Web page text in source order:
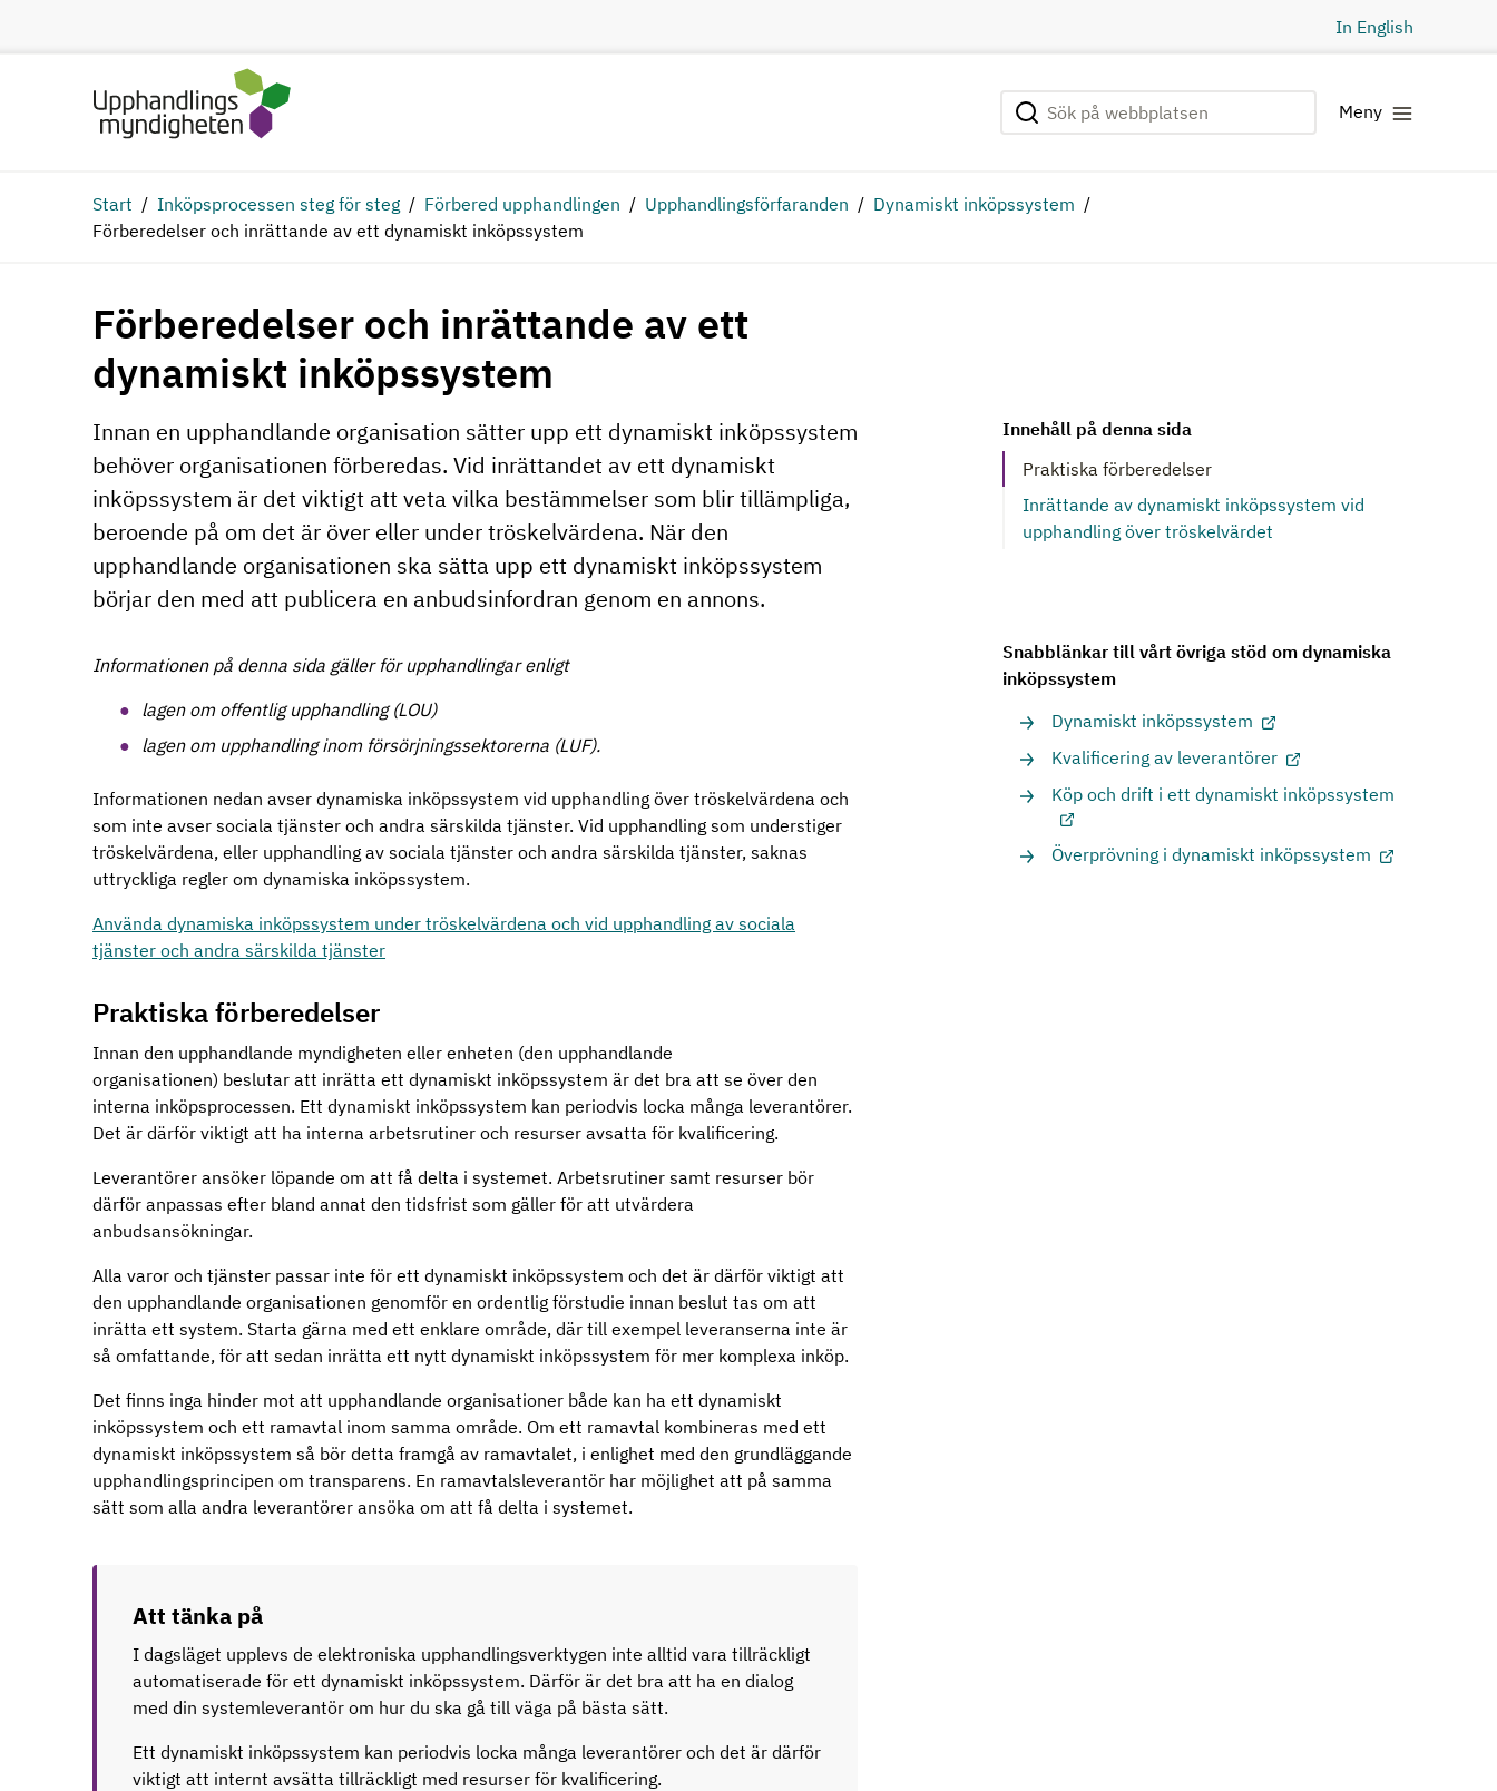
In English
Sök på webbplatsen
Genomför sökning Meny
Start Inköpsprocessen steg för steg Förbered upphandlingen Upphandlingsförfaranden
Dynamiskt inköpssystem
Förberedelser och inrättande av ett dynamiskt inköpssystem
Förberedelser och inrättande av ett
dynamiskt inköpssystem
Innehåll på denna sida
Praktiska förberedelser
Inrättande av dynamiskt inköpssystem vid
upphandling över tröskelvärdet
Snabblänkar till vårt övriga stöd om dynamiska
inköpssystem
Dynamiskt inköpssystem
Kvalificering av leverantörer
Köp och drift i ett dynamiskt inköpssystem
Överprövning i dynamiskt inköpssystem
Innan en upphandlande organisation sätter upp ett dynamiskt inköpssystem
behöver organisationen förberedas. Vid inrättandet av ett dynamiskt
inköpssystem är det viktigt att veta vilka bestämmelser som blir tillämpliga,
beroende på om det är över eller under tröskelvärdena. När den
upphandlande organisationen ska sätta upp ett dynamiskt inköpssystem
börjar den med att publicera en anbudsinfordran genom en annons.
Informationen på denna sida gäller för upphandlingar enligt
lagen om offentlig upphandling (LOU)
lagen om upphandling inom försörjningssektorerna (LUF).
Informationen nedan avser dynamiska inköpssystem vid upphandling över tröskelvärdena och
som inte avser sociala tjänster och andra särskilda tjänster. Vid upphandling som understiger
tröskelvärdena, eller upphandling av sociala tjänster och andra särskilda tjänster, saknas
uttryckliga regler om dynamiska inköpssystem.
Använda dynamiska inköpssystem under tröskelvärdena och vid upphandling av sociala
tjänster och andra särskilda tjänster
Praktiska förberedelser
Innan den upphandlande myndigheten eller enheten (den upphandlande
organisationen) beslutar att inrätta ett dynamiskt inköpssystem är det bra att se över den
interna inköpsprocessen. Ett dynamiskt inköpssystem kan periodvis locka många leverantörer.
Det är därför viktigt att ha interna arbetsrutiner och resurser avsatta för kvalificering.
Leverantörer ansöker löpande om att få delta i systemet. Arbetsrutiner samt resurser bör
därför anpassas efter bland annat den tidsfrist som gäller för att utvärdera
anbudsansökningar.
Alla varor och tjänster passar inte för ett dynamiskt inköpssystem och det är därför viktigt att
den upphandlande organisationen genomför en ordentlig förstudie innan beslut tas om att
inrätta ett system. Starta gärna med ett enklare område, där till exempel leveranserna inte är
så omfattande, för att sedan inrätta ett nytt dynamiskt inköpssystem för mer komplexa inköp.
Det finns inga hinder mot att upphandlande organisationer både kan ha ett dynamiskt
inköpssystem och ett ramavtal inom samma område. Om ett ramavtal kombineras med ett
dynamiskt inköpssystem så bör detta framgå av ramavtalet, i enlighet med den grundläggande
upphandlingsprincipen om transparens. En ramavtalsleverantör har möjlighet att på samma
sätt som alla andra leverantörer ansöka om att få delta i systemet.
Att tänka på
I dagsläget upplevs de elektroniska upphandlingsverktygen inte alltid vara tillräckligt
automatiserade för ett dynamiskt inköpssystem. Därför är det bra att ha en dialog
med din systemleverantör om hur du ska gå till väga på bästa sätt.
Ett dynamiskt inköpssystem kan periodvis locka många leverantörer och det är därför
viktigt att internt avsätta tillräckligt med resurser för kvalificering.